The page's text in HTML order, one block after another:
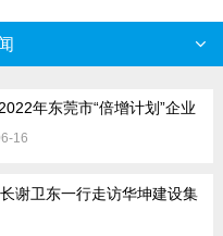
年东莞市“倍增计划”企业
16
谢卫东一行走访华坤建设集